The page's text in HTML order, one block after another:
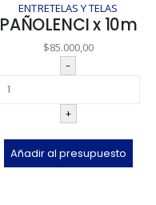
ENTRETELAS Y TELAS
PAÑOLENCI x 10m
$85.000,00
-
+
Añadir al presupuesto